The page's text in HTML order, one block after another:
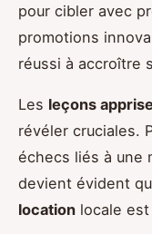
pour cibler avec
promotions
réussi à accroître
Les leçons
révéler cruciales.
échecs liés à une
devient évident
location locale